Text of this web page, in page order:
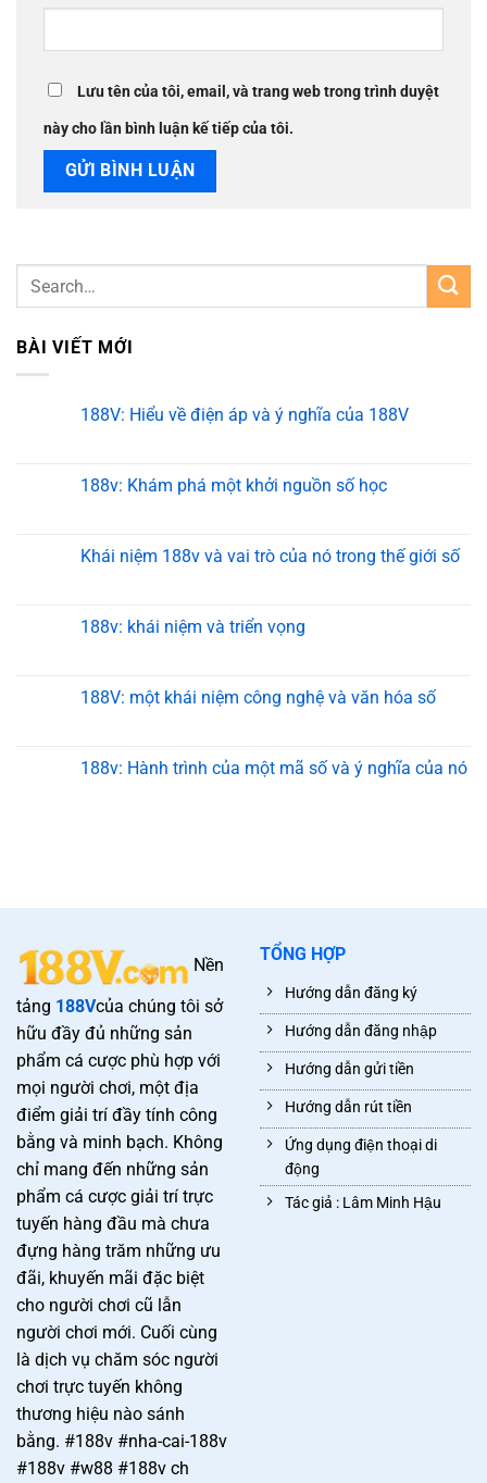
Lưu tên của tôi, email, và trang web trong trình duyệt
này cho lần bình luận kế tiếp của tôi.
BÀI VIẾT MỚI
188V: Hiểu về điện áp và ý nghĩa của 188V
188v: Khám phá một khởi nguồn số học
Khái niệm 188v và vai trò của nó trong thế giới số
188v: khái niệm và triển vọng
188V: một khái niệm công nghệ và văn hóa số
188v: Hành trình của một mã số và ý nghĩa của nó
Nền
tảng 188Vcủa chúng tôi sở
hữu đầy đủ những sản
phẩm cá cược phù hợp với
mọi người chơi, một địa
điểm giải trí đầy tính công
bằng và minh bạch. Không
chỉ mang đến những sản
phẩm cá cược giải trí trực
tuyến hàng đầu mà chưa
đựng hàng trăm những ưu
đãi, khuyến mãi đặc biệt
cho người chơi cũ lẫn
người chơi mới. Cuối cùng
là dịch vụ chăm sóc người
chơi trực tuyến không
thương hiệu nào sánh
bằng. #188v #nha-cai-188v
#188v #w88 #188v ch
TỔNG HỢP
Hướng dẫn đăng ký
Hướng dẫn đăng nhập
Hướng dẫn gửi tiền
Hướng dẫn rút tiền
Ứng dụng điện thoại di
động
Tác giả : Lâm Minh Hậu